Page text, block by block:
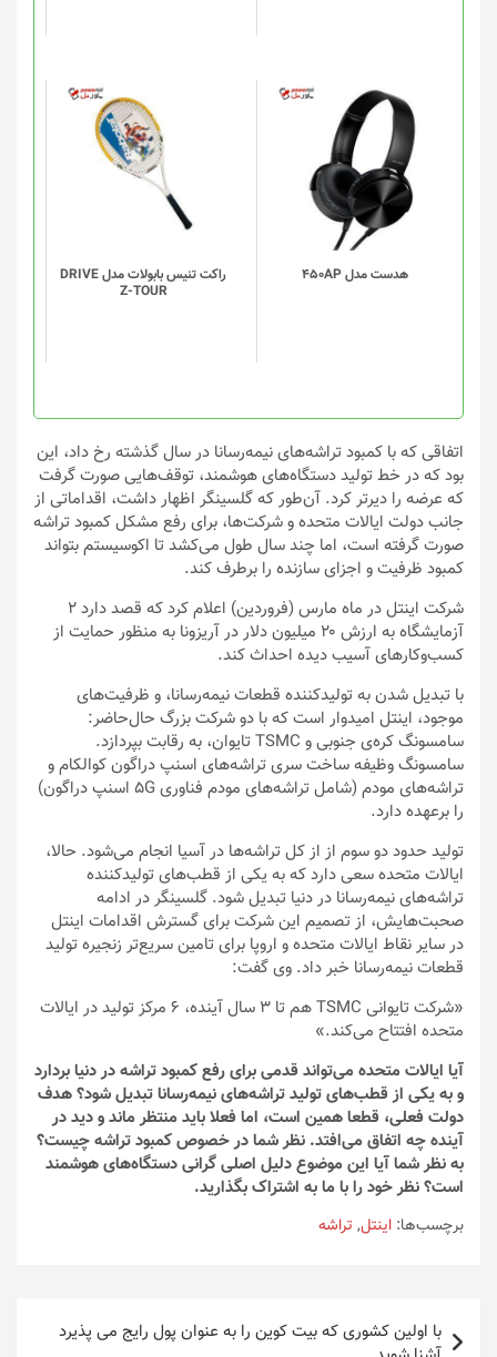
محصول
انتخاب
شوند
محصول
انتخاب
شوند
هدست مدل 450AP
راکت تنیس بابولات مدل DRIVE
Z-TOUR
اتفاقی که با کمبود تراشه‌های نیمه‌رسانا در سال گذشته رخ داد، این
بود که در خط تولید دستگاه‌های هوشمند، توقف‌هایی صورت گرفت
که عرضه را دیرتر کرد. آن‌طور که گلسینگر اظهار داشت، اقداماتی از
جانب دولت‌ ایالات متحده و شرکت‌ها، برای رفع مشکل کمبود تراشه‌
صورت گرفته است، اما چند سال طول می‌کشد تا اکوسیستم بتواند
کمبود ظرفیت و اجزای سازنده را برطرف کند.
شرکت اینتل در ماه مارس (فروردین) اعلام کرد که قصد دارد ۲
آزمایشگاه به ارزش ۲۰ میلیون دلار در آریزونا به منظور حمایت از
کسب‌وکارهای آسیب دیده احداث کند.
با تبدیل شدن به تولیدکننده قطعات نیمه‌رسانا، و ظرفیت‌های
موجود، اینتل امیدوار است که با دو شرکت بزرگ حال‌حاضر:
سامسونگ کره‌ی جنوبی و TSMC تایوان، به رقابت بپردازد.
سامسونگ وظیفه ساخت سری تراشه‌های اسنپ دراگون کوالکام و
تراشه‌های مودم (شامل تراشه‌های مودم فناوری ۵G اسنپ دراگون)
را برعهده دارد.
تولید حدود دو سوم از از کل تراشه‌ها در آسیا انجام می‌شود. حالا،
ایالات متحده سعی دارد که به یکی از قطب‌های تولیدکننده
تراشه‌های نیمه‌رسانا در دنیا تبدیل شود. گلسینگر در ادامه
صحبت‌هایش، از تصمیم این شرکت برای گسترش اقدامات اینتل
در سایر نقاط ایالات متحده و اروپا برای تامین سریع‌‌تر زنجیره تولید
قطعات نیمه‌رسانا خبر داد. وی گفت:
«شرکت تایوانی TSMC هم تا ۳ سال آینده، ۶ مرکز تولید در ایالات
متحده افتتاح می‌‌‌کند.»
آیا ایالات متحده می‌تواند قدمی برای رفع کمبود تراشه در دنیا بردارد
و به یکی از قطب‌های تولید تراشه‌های نیمه‌رسانا تبدیل شود؟ هدف
دولت فعلی، قطعا همین است، اما فعلا باید منتظر ماند و دید در
آینده چه اتفاق می‌افتد. نظر شما در خصوص کمبود تراشه چیست؟
به نظر شما آیا این موضوع دلیل اصلی گرانی دستگاه‌های هوشمند
است؟ نظر خود را با ما به اشتراک بگذارید.
برچسب‌ها: اینتل, تراشه
راهبری
با اولین کشوری که بیت کوین را به عنوان پول رایج می پذیرد